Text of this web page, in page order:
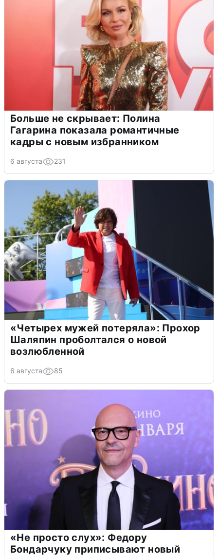
Больше не скрывает: Полина
Гагарина показала романтичные
кадры с новым избранником
6 августа 231
«Четырех мужей потеряла»: Прохор
Шаляпин проболтался о новой
возлюбленной
6 августа 85
«Не просто слух»: Федору
Бондарчуку приписывают новый